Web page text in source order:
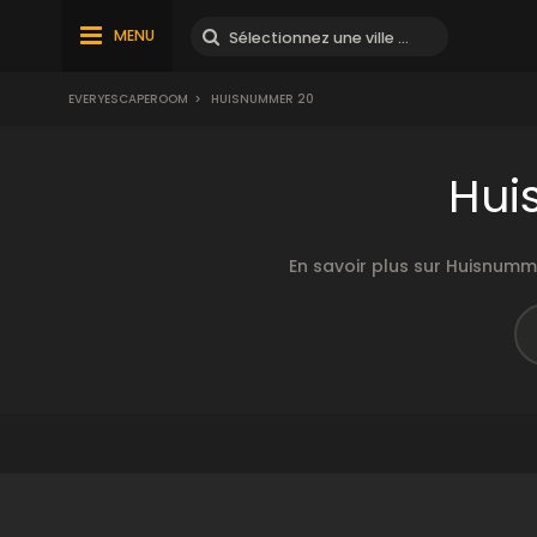
MENU
EVERYESCAPEROOM > HUISNUMMER 20
En savoir plus sur